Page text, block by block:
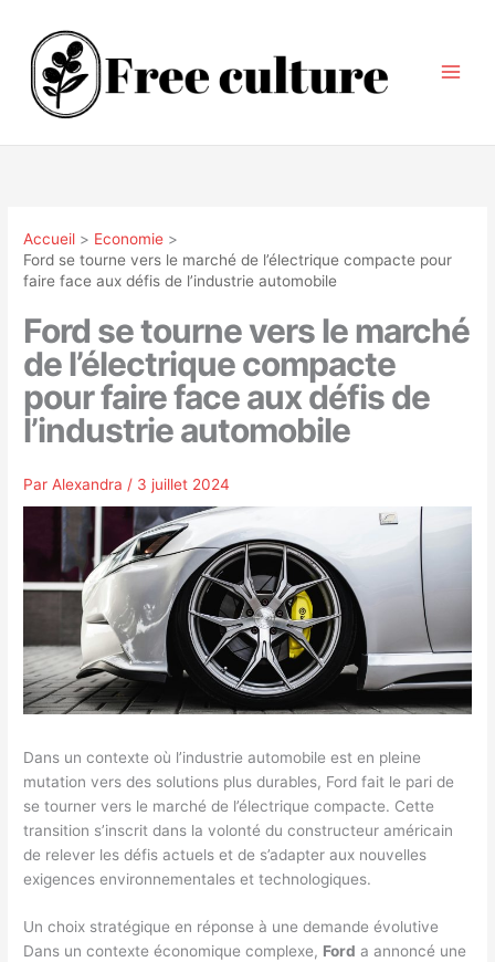
contenu
Accueil
Economie
Ford se tourne vers le marché de l’électrique compacte pour
faire face aux défis de l’industrie automobile
Ford se tourne vers le marché
de l’électrique compacte
pour faire face aux défis de
l’industrie automobile
Par Alexandra / 3 juillet 2024
Dans un contexte où l’industrie automobile est en pleine
mutation vers des solutions plus durables, Ford fait le pari de
se tourner vers le marché de l’électrique compacte. Cette
transition s’inscrit dans la volonté du constructeur américain
de relever les défis actuels et de s’adapter aux nouvelles
exigences environnementales et technologiques.
Un choix stratégique en réponse à une demande évolutive
Dans un contexte économique complexe, Ford a annoncé une